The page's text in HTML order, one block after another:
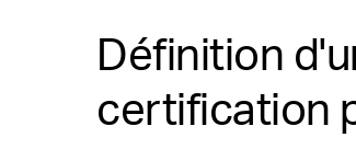
Définition
certification